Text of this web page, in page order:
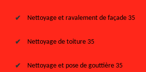
Nettoyage et ravalement de façade 35
Nettoyage de toiture 35
Nettoyage et pose de gouttière 35